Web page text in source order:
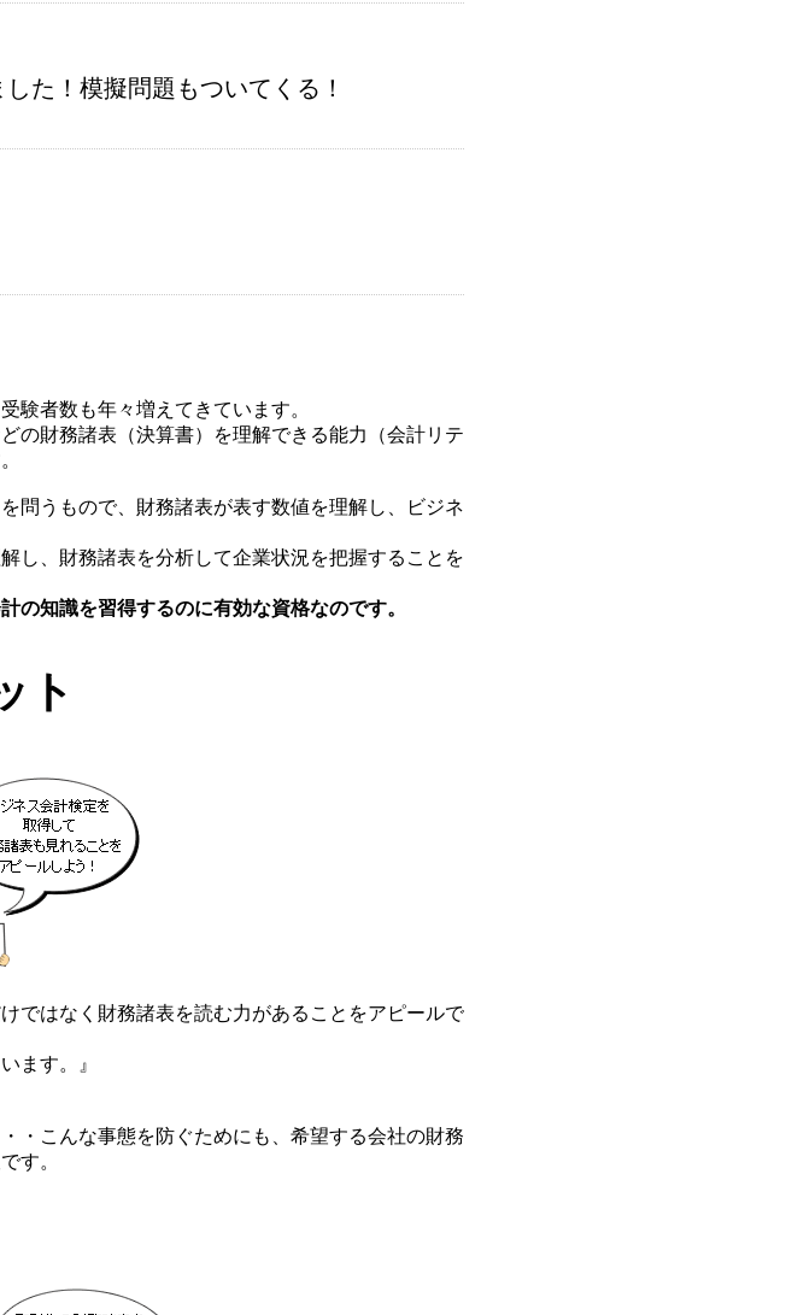
た！模擬問題もついてくる！
験者数も年々増えてきています。
の財務諸表（決算書）を理解できる能力（会計リテ
問うもので、財務諸表が表す数値を理解し、ビジネ
し、財務諸表を分析して企業状況を把握することを
の知識を習得するのに有効な資格なのです。
ト
ではなく財務諸表を読む力があることをアピールで
ます。』
・こんな事態を防ぐためにも、希望する会社の財務
す。